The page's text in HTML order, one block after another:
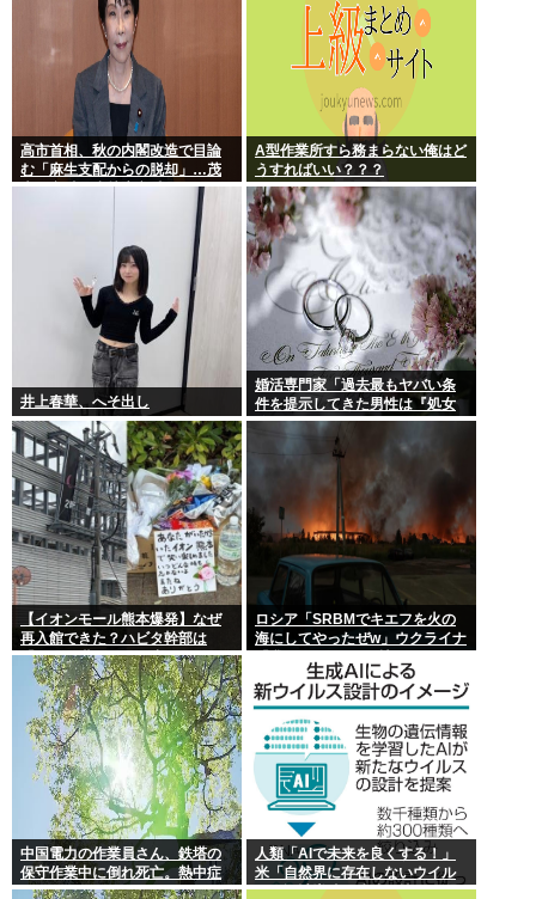
高市首相、秋の内閣改造で目論
む「麻生支配からの脱却」…茂
木敏充氏も小林鷹之氏もクビ
A型作業所すら務まらない俺はど
うすればいい？？？
井上春華、へそ出し
婚活専門家「過去最もヤバい条
件を提示してきた男性は『処女
信仰』」ケンモメン…
【イオンモール熊本爆発】なぜ
再入館できた？ハビタ幹部は
「モール職員は引き止めなかっ
た」イオン「運用を徹底できな
かった可能性」
ロシア「SRBMでキエフを火の
海にしてやったぜw」ウクライナ
「我々もSRBMで反撃する
中国電力の作業員さん、鉄塔の
保守作業中に倒れ死亡。熱中症
か
人類「AIで未来を良くする！」
米「自然界に存在しないウイル
スを設計増殖に成功」技術が進